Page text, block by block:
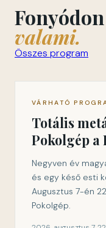
Fonyódon
valami.
Összes program
VÁRHATÓ
Totális
Pokolgép a
Negyven év
és egy késő esti
Augusztus 7-én
Pokolgép.